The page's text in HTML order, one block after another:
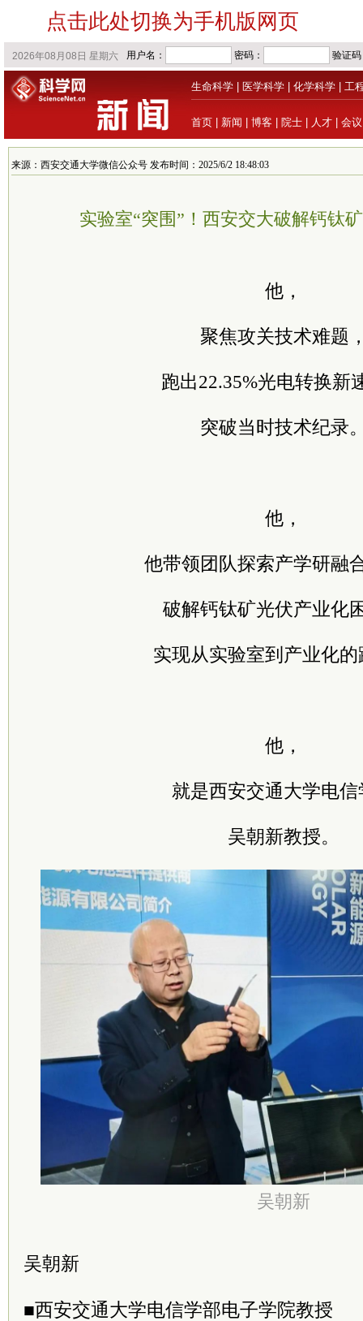
点击此处切换为手机版网页
生命科学 医学科学 化学科学 工
首页 新闻 博客 院士 人才 会议
来源：西安交通大学微信公众号 发布时间：2025/6/2 18:48:03
实验室“突围”！西安交大破解钙钛
他，
聚焦攻关技术难题
跑出22.35%光电转换新
突破当时技术纪录
他，
他带领团队探索产学研融
破解钙钛矿光伏产业化
实现从实验室到产业化
他，
就是西安交通大学电信
吴朝新教授。
吴朝新
吴朝新
■西安交通大学电信学部电子学院教授